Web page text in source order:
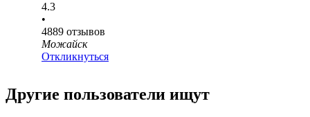
4.3
•
4889 отзывов
Можайск
Откликнуться
Другие пользователи ищут